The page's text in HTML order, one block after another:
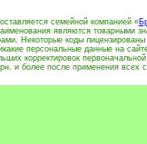
семейной компанией «
являются товарными
Некоторые коды
персональные данные на
корректировок
и более после применения всех